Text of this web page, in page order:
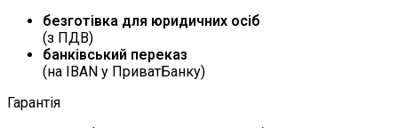
безготівка для юридичних осіб
(з ПДВ)
банківський переказ
(на IBAN у ПриватБанку)
Гарантія